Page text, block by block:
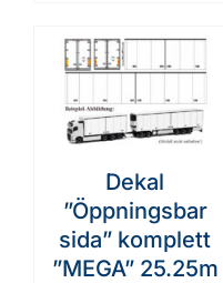
Dekal
”Öppningsbar
sida” komplett
”MEGA” 25.25m